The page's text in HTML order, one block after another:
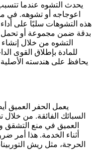
يحدث التشوه عندما تتسبب
اعوجاجه أو تشوهه. في
هذه التشوهات سلبًا على
بدقة ضمن مجموعة أو
التشوه من خلال
للمادة بإطلاق القوى
يحافظ على هندسته
يعمل الحفر العميق
السبائك الفائقة. من خلال
العميق في منع التشقق
أثناء الخدمة. هذا أمر
الحرجة، مثل ريش